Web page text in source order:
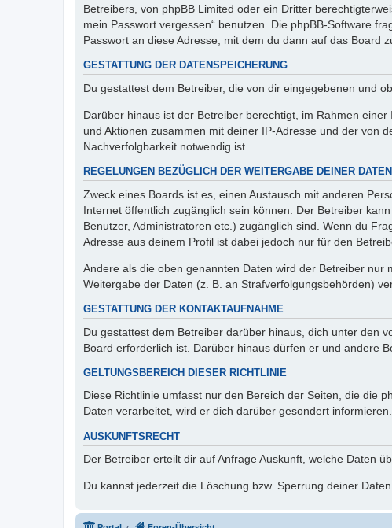
Betreibers, von phpBB Limited oder ein Dritter
mein Passwort vergessen“ benutzen. Die phpBB-Software
Passwort an diese Adresse, mit dem du dann auf das Board
GESTATTUNG DER DATENSPEICHERUNG
Du gestattest dem Betreiber, die von dir eingegebenen und
Darüber hinaus ist der Betreiber berechtigt, im Rahmen
und Aktionen zusammen mit deiner IP-Adresse und der von
Nachverfolgbarkeit notwendig ist.
REGELUNGEN BEZÜGLICH DER WEITERGABE DEINER DATEN
Zweck eines Boards ist es, einen Austausch mit anderen
Internet öffentlich zugänglich sein können. Der Betreiber
Benutzer, Administratoren etc.) zugänglich sind. Wenn du
Adresse aus deinem Profil ist dabei jedoch nur für den
Andere als die oben genannten Daten wird der Betreiber
Weitergabe der Daten (z. B. an Strafverfolgungsbehörden)
GESTATTUNG DER KONTAKTAUFNAHME
Du gestattest dem Betreiber darüber hinaus, dich unter den
Board erforderlich ist. Darüber hinaus dürfen er und andere
GELTUNGSBEREICH DIESER RICHTLINIE
Diese Richtlinie umfasst nur den Bereich der Seiten, die die
Daten verarbeitet, wird er dich darüber gesondert informieren.
AUSKUNFTSRECHT
Der Betreiber erteilt dir auf Anfrage Auskunft, welche Daten
Du kannst jederzeit die Löschung bzw. Sperrung deiner